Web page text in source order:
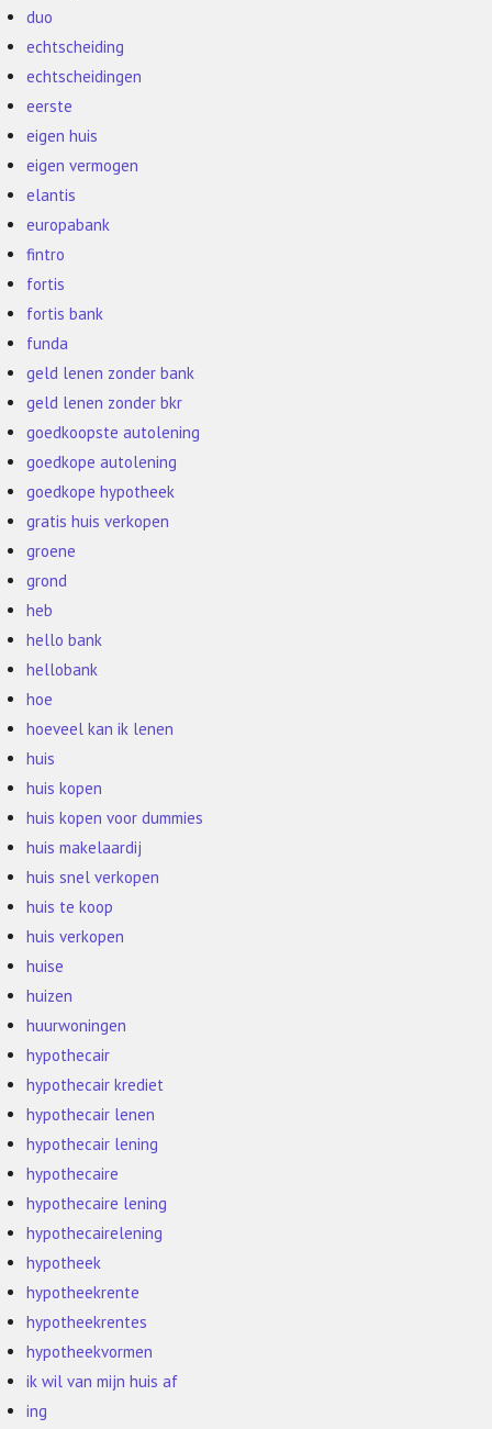
duo
echtscheiding
echtscheidingen
eerste
eigen huis
eigen vermogen
elantis
europabank
fintro
fortis
fortis bank
funda
geld lenen zonder bank
geld lenen zonder bkr
goedkoopste autolening
goedkope autolening
goedkope hypotheek
gratis huis verkopen
groene
grond
heb
hello bank
hellobank
hoe
hoeveel kan ik lenen
huis
huis kopen
huis kopen voor dummies
huis makelaardij
huis snel verkopen
huis te koop
huis verkopen
huise
huizen
huurwoningen
hypothecair
hypothecair krediet
hypothecair lenen
hypothecair lening
hypothecaire
hypothecaire lening
hypothecairelening
hypotheek
hypotheekrente
hypotheekrentes
hypotheekvormen
ik wil van mijn huis af
ing